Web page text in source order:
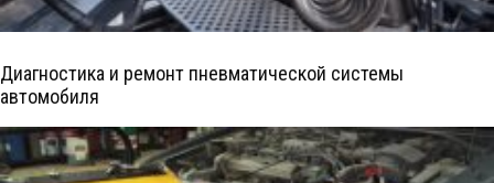
Диагностика и ремонт пневматической системы
автомобиля